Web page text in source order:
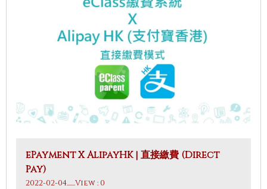
ePayment X AlipayHK | 直接繳費 (Direct
Pay)
2022-02-04.......View : 0